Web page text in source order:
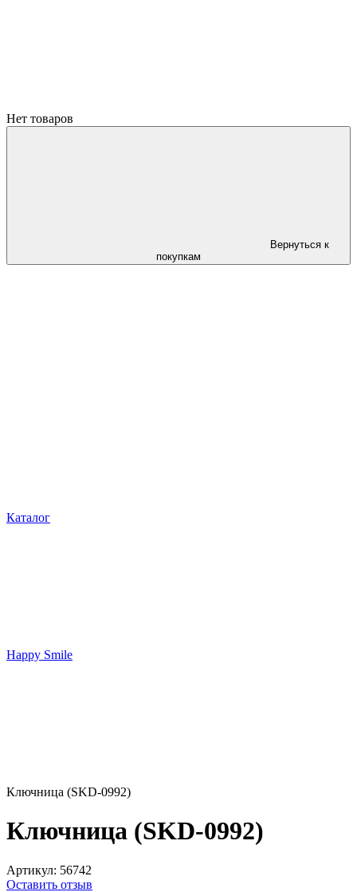
Нет товаров
Вернуться к
покупкам
Каталог
Happy Smile
Ключница (SKD-0992)
Ключница (SKD-0992)
Артикул: 56742
Оставить отзыв